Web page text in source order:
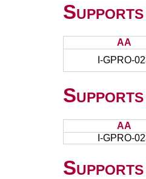
AA
I-GPRO-
Supports
AA
I-GPRO-